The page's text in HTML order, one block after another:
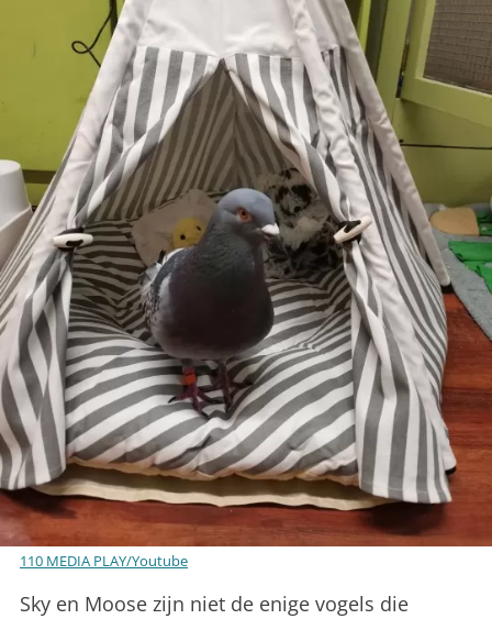
110 MEDIA PLAY/Youtube
Sky en Moose zijn niet de enige vogels die